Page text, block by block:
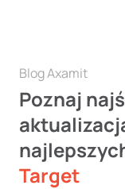
Blog Axamit
Poznaj
Target